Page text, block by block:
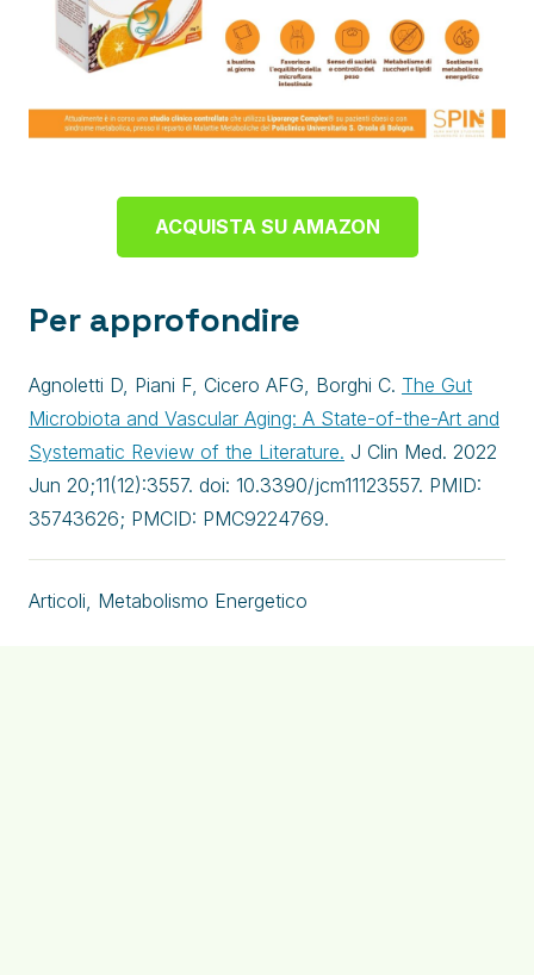
ACQUISTA SU AMAZON
Per approfondire
Agnoletti D, Piani F, Cicero AFG, Borghi C. The Gut
Microbiota and Vascular Aging: A State-of-the-Art and
Systematic Review of the Literature. J Clin Med. 2022
Jun 20;11(12):3557. doi: 10.3390/jcm11123557. PMID:
35743626; PMCID: PMC9224769.
Articoli, Metabolismo Energetico